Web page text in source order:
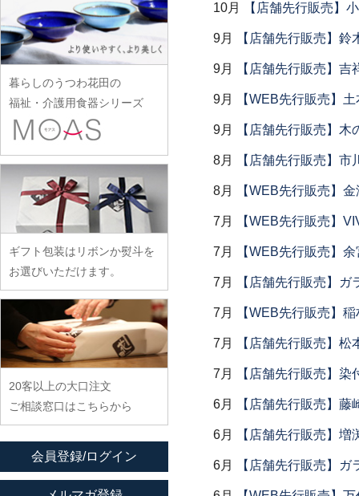
10月 【店舗先行販売】
9月 【店舗先行販売】
9月 【店舗先行販売】吉
9月 【WEB先行販売】
9月 【店舗先行販売】木
8月 【店舗先行販売】
8月 【WEB先行販売】
7月 【WEB先行販売】
7月 【WEB先行販売】
7月 【店舗先行販売】ガ
7月 【WEB先行販売】
7月 【店舗先行販売】松
7月 【店舗先行販売】染
6月 【店舗先行販売】
6月 【店舗先行販売】増
6月 【店舗先行販売】ガ
和泉良法
市川知也
伊藤聡信
伊藤孝英
井銅心平
稲村真耶
イム サエム
イレヤガラス
岩舘隆（浄法寺）
臼田けい子
海野裕
浦陽子
遠藤マサヒロ
大井寛史
大久保公太郎
大沢和義
大平新五
大前史
大和田友香
工藤和彦
熊谷峻
小泉敦信
こいずみみゆき
古賀雄二郎
小寺暁洋
小林巧征
小牧広平
近藤亮介
鈴木涼子
須谷窯
滴生舎
土井康治朗
土井宏友
陶房独歩炎
徳永遊心
富山孝一
土本訓寛・土本久美子
野口悦士
日高直子
ヒヅミ峠舎
樋山真弓
平岡正弘
平林秀幸
廣野俊彦
廣政毅
ふじい製作所
藤崎均
藤田永子
藤塚光男
ほたる窯
堀畑蘭
みずのみさ
光井威善
三留舞
宮岡麻衣子
宮崎孝彦
三輪周太郎
武曽健一
村田森
村田菜穂美
木工ヤマニ
森知恵子
森悠紀子
森下綾
Yu-ten
雪ノ浦裕一
吉岡将弐
吉田学
余宮隆
暮らしのうつわ花田の
福祉・介護用食器シリーズ
ギフト包装はリボンか熨斗を
お選びいただけます。
20客以上の大口注文
ご相談窓口はこちらから
会員登録/ログイン